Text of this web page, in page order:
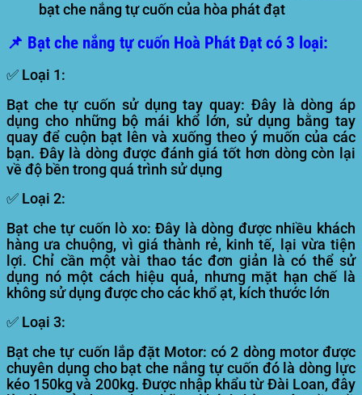
bạt che nắng tự cuốn của hòa phát đạt
📌 Bạt che nắng tự cuốn Hoà Phát Đạt có 3 loại:
✅ Loại 1:
Bạt che tự cuốn sử dụng tay quay: Đây là dòng áp
dụng cho những bộ mái khổ lớn, sử dụng bằng tay
quay để cuộn bạt lên và xuống theo ý muốn của các
bạn. Đây là dòng được đánh giá tốt hơn dòng còn lại
về độ bền trong quá trình sử dụng
✅ Loại 2:
Bạt che tự cuốn lò xo: Đây là dòng được nhiều khách
hàng ưa chuộng, vì giá thành rẻ, kinh tế, lại vừa tiện
lợi. Chỉ cần một vài thao tác đơn giản là có thể sử
dụng nó một cách hiệu quả, nhưng mặt hạn chế là
không sử dụng được cho các khổ ạt, kích thước lớn
✅ Loại 3:
Bạt che tự cuốn lắp đặt Motor: có 2 dòng motor được
chuyên dụng cho bạt che nắng tự cuốn đó là dòng lực
kéo 150kg và 200kg. Được nhập khẩu từ Đài Loan, đây